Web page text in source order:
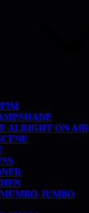
ALRIGHT ON AIR
JUMBO